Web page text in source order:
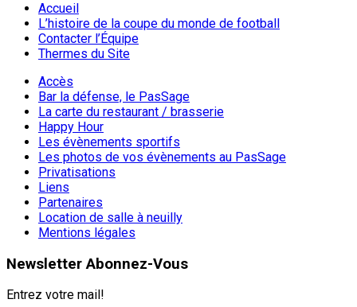
Accueil
L’histoire de la coupe du monde de football
Contacter l’Équipe
Thermes du Site
Accès
Bar la défense, le PasSage
La carte du restaurant / brasserie
Happy Hour
Les évènements sportifs
Les photos de vos évènements au PasSage
Privatisations
Liens
Partenaires
Location de salle à neuilly
Mentions légales
Newsletter Abonnez-Vous
Entrez votre mail!